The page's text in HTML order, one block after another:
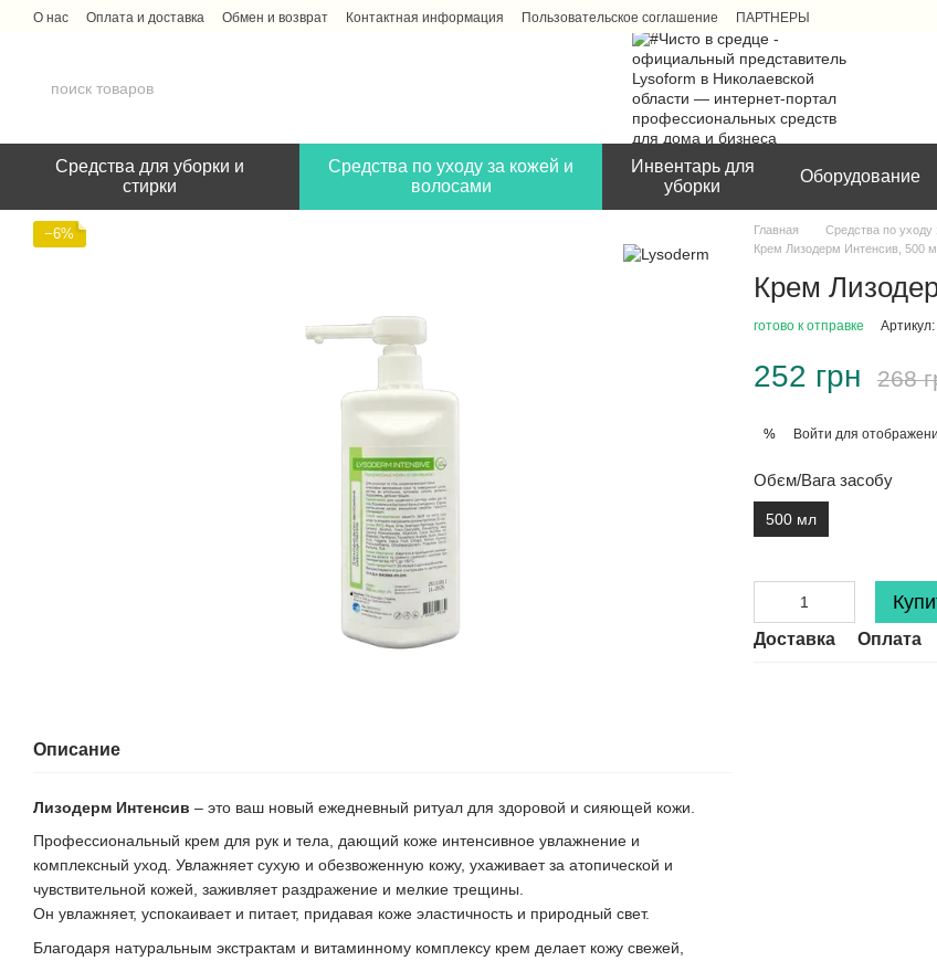
Перейти к основному контенту
О нас Оплата и доставка Обмен и возврат Контактная информация Пользовательское соглашение ПАРТНЕРЫ
Средства для уборки и
стирки
Средства по уходу за кожей и
волосами
Инвентарь для
уборки
Оборудование
−6%
Описание
Лизодерм Интенсив – это ваш новый ежедневный ритуал для здоровой и сияющей кожи.
Профессиональный крем для рук и тела, дающий коже интенсивное увлажнение и
комплексный уход. Увлажняет сухую и обезвоженную кожу, ухаживает за атопической и
чувствительной кожей, заживляет раздражение и мелкие трещины.
Он увлажняет, успокаивает и питает, придавая коже эластичность и природный свет.
Благодаря натуральным экстрактам и витаминному комплексу крем делает кожу свежей,
Главная Средства по уходу
Крем Лизодерм Интенсив, 500
Крем
готово к отправке
252 грн 268
% Войти для
Обєм/Вага засобу
500 мл
Доставка Оплата